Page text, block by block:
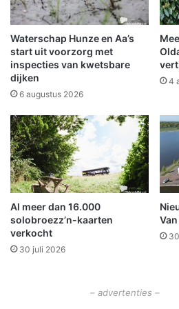
u
d
e
n
s
i
n
i
n
s
c
h
o
t
e
n
n
A
R
C
-
N
N
i
n
t
G
o
u
d
o
p
A
Waterschap Hunze en Aa’s
start uit voorzorg met
inspecties van kwetsbare
dijken
6 augustus 2026
4
Al meer dan 16.000
solobroezz’n-kaarten
verkocht
30 juli 2026
– advertenties –